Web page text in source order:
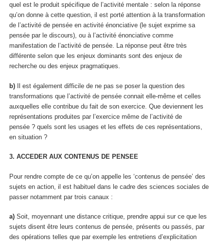
quel est le produit spécifique de l’activité mentale : selon la réponse
qu’on donne à cette question, il est porté attention à la transformation
de l’activité de pensée en activité énonciative (le sujet exprime sa
pensée par le discours), ou à l’activité énonciative comme
manifestation de l’activité de pensée. La réponse peut être très
différente selon que les enjeux dominants sont des enjeux de
recherche ou des enjeux pragmatiques.
b) Il est également difficile de ne pas se poser la question des
transformations que l’activité de pensée connait elle-même et celles
auxquelles elle contribue du fait de son exercice. Que deviennent les
représentations produites par l’exercice même de l’activité de
pensée ? quels sont les usages et les effets de ces représentations,
en situation ?
3. ACCEDER AUX CONTENUS DE PENSEE
Pour rendre compte de ce qu’on appelle les ‘contenus de pensée’ des
sujets en action, il est habituel dans le cadre des sciences sociales de
passer notamment par trois canaux :
a) Soit, moyennant une distance critique, prendre appui sur ce que les
sujets disent être leurs contenus de pensée, présents ou passés, par
des opérations telles que par exemple les entretiens d’explicitation